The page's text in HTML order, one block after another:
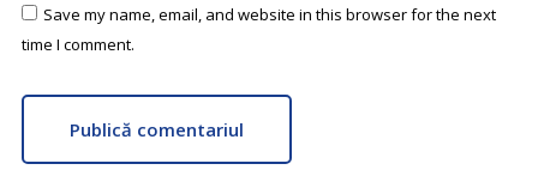
Save my name, email, and website in this browser for the next
time I comment.
Publică comentariul